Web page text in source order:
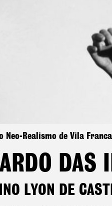
Neo-Realismo de Vila
LYON DE